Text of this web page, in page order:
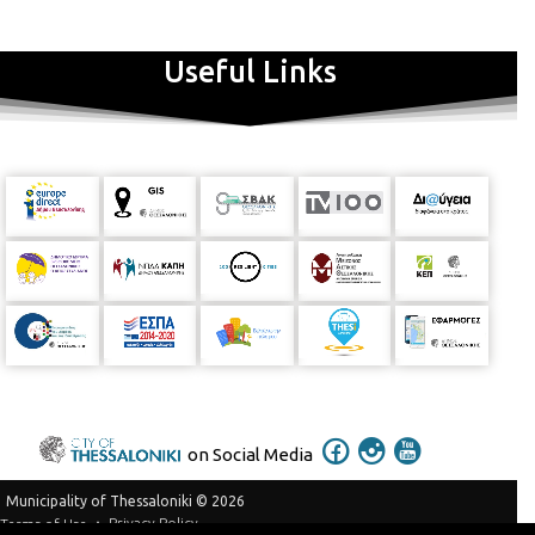
ελκυστικό. Πρόγραμμα: 10:00 πμ – 12:15 μμ Δευτέρα έως
Παρασκευή, εκτός Σαββάτου και Κυριακής. 1η εβδομάδα (26 –
30/6)έχει συμπληρωθεί 2η εβδομάδα (03 – 07/7)έχει
τηρηθεί σειρά προτεραιότητας. Δηλώσεις συμμετοχής: Για τη
δήλωση συμμετοχής υποβάλλεται συμπληρωμένη ησυνημμένη
φόρμαστην ηλεκτρονική διεύθυνση:
pinakothiki@thessaloniki.gr Πληροφορίες Casa Bianca, Βασ.
Όλγας 180 και Θεμ. Σοφούλη Γιώτα Πελέκα και Άλκηστη
Παναγιωτοπούλου Τηλέφωνο: 2310 427555 Δάφνη Παντελή
Τηλέφωνο: 2313 318533
Useful Links
on Social Media
Municipality of Thessaloniki © 2026
Terms of Use
Privacy Policy